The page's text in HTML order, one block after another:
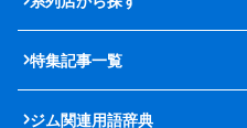
特集記事一覧
ジム関連用語辞典